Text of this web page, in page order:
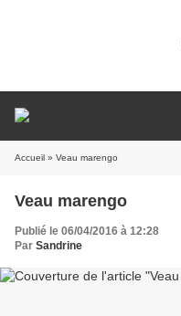
Accueil » Veau marengo
Veau marengo
Publié le 06/04/2016 à 12:28
Par Sandrine